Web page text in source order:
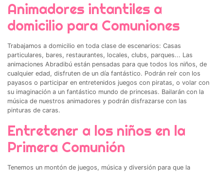
Animadores intantiles a
domicilio para Comuniones
Trabajamos a domicilio en toda clase de escenarios: Casas
particulares, bares, restaurantes, locales, clubs, parques... Las
animaciones Abradibú están pensadas para que todos los niños, de
cualquier edad, disfruten de un día fantástico. Podrán reír con los
payasos o participar en entretenidos juegos con piratas, o volar con
su imaginación a un fantástico mundo de princesas. Bailarán con la
música de nuestros animadores y podrán disfrazarse con las
pinturas de caras.
Entretener a los niños en la
Primera Comunión
Tenemos un montón de juegos, música y diversión para que la